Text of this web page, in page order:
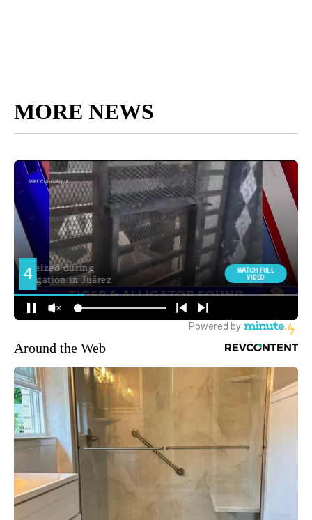
MORE NEWS
Around the Web